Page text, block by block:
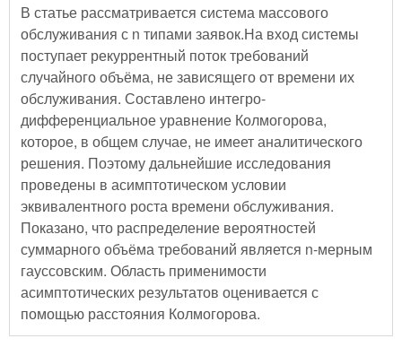
В статье рассматривается система массового
обслуживания с n типами заявок.На вход системы
поступает рекуррентный поток требований
случайного объёма, не зависящего от времени их
обслуживания. Составлено интегро-
дифференциальное уравнение Колмогорова,
которое, в общем случае, не имеет аналитического
решения. Поэтому дальнейшие исследования
проведены в асимптотическом условии
эквивалентного роста времени обслуживания.
Показано, что распределение вероятностей
суммарного объёма требований является n-мерным
гауссовским. Область применимости
асимптотических результатов оценивается с
помощью расстояния Колмогорова.